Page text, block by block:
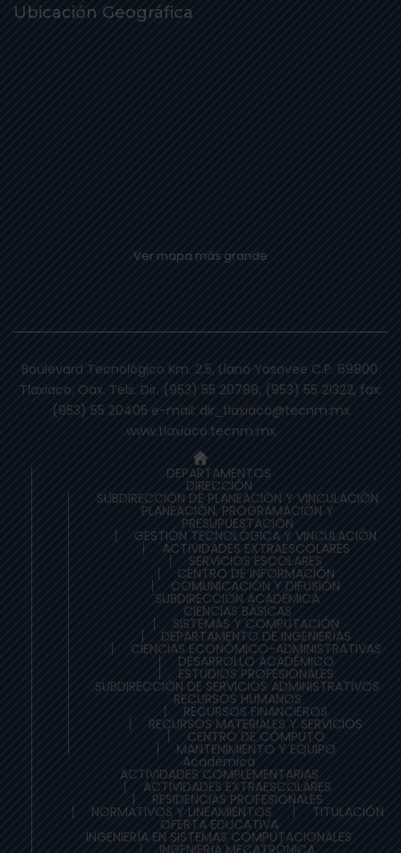
Ubicación Geográfica
Ver mapa más grande
Boulevard Tecnológico Km. 2.5, Llano Yosovee C.P. 69800.
Tlaxiaco. Oax. Tels. Dir. (953) 55 20788, (953) 55 21322, fax:
(953) 55 20405 e-mail: dir_tlaxiaco@tecnm.mx
www.tlaxiaco.tecnm.mx
DEPARTAMENTOS
DIRECCIÓN
SUBDIRECCIÓN DE PLANEACIÒN Y VINCULACIÓN
PLANEACIÓN, PROGRAMACIÓN Y
PRESUPUESTACIÓN
GESTIÓN TECNOLÓGICA Y VINCULACIÓN
ACTIVIDADES EXTRAESCOLARES
SERVICIOS ESCOLARES
CENTRO DE INFORMACIÓN
COMUNICACIÓN Y DIFUSIÓN
SUBDIRECCIÓN ACADÉMICA
CIENCIAS BÁSICAS
SISTEMAS Y COMPUTACIÓN
DEPARTAMENTO DE INGENIERÍAS
CIENCIAS ECONÓMICO-ADMINISTRATIVAS
DESARROLLO ACADÉMICO
ESTUDIOS PROFESIONALES
SUBDIRECCIÓN DE SERVICIOS ADMINISTRATIVOS
RECURSOS HUMANOS
RECURSOS FINANCIEROS
RECURSOS MATERIALES Y SERVICIOS
CENTRO DE CÓMPUTO
MANTENIMIENTO Y EQUIPO
Académica
ACTIVIDADES COMPLEMENTARIAS
ACTIVIDADES EXTRAESCOLARES
RESIDENCIAS PROFESIONALES
NORMATIVOS Y LINEAMIENTOS TITULACIÓN
OFERTA EDUCATIVA
INGENIERÍA EN SISTEMAS COMPUTACIONALES
INGENIERÍA MECATRÓNICA